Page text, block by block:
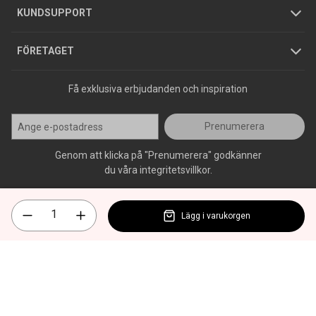
KUNDSUPPORT
Varumärken
FÖRETAGET
Jobba hos oss
Press
Få exklusiva erbjudanden och inspiration
Prenumerera
Genom att klicka på "Prenumerera" godkänner
du våra integritetsvillkor.
Lägg i varukorgen